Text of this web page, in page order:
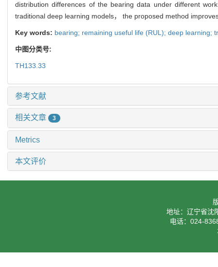
distribution differences of the bearing data under different
traditional deep learning models， the proposed method
Key words: bearing; remaining useful life (RUL); deep learning;
中图分类号:
TH133.33
参考文献
相关文章 3
Metrics
本文评价
地址：辽宁省沈
电话：024-